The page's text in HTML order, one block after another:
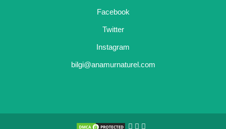
Facebook
Twitter
Instagram
bilgi@anamurnaturel.com